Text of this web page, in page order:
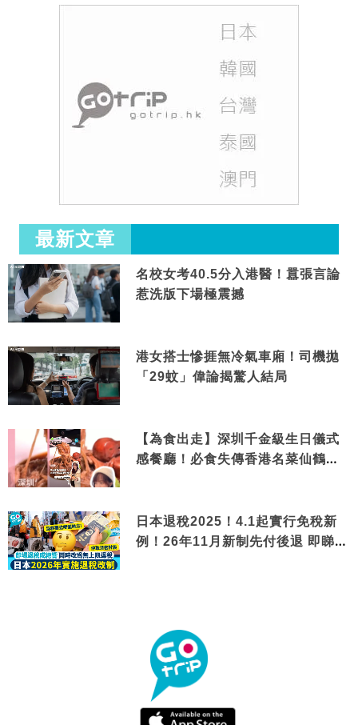
最新文章
名校女考40.5分入港醫！囂張言論
惹洗版下場極震撼
港女搭士慘捱無冷氣車廂！司機拋
「29蚊」偉論揭驚人結局
【為食出走】深圳千金級生日儀式
感餐廳！必食失傳香港名菜仙鶴神
日本退稅2025！4.1起實行免稅新
例！26年11月新制先付後退 即睇步